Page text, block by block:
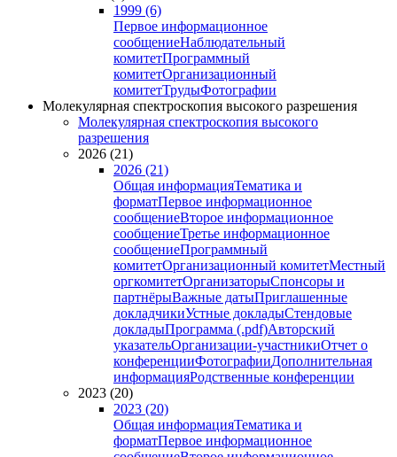
1999 (6)
Первое информационное
сообщениеНаблюдательный
комитетПрограммный
комитетОрганизационный
комитетТрудыФотографии
Молекулярная спектроскопия высокого разрешения
Молекулярная спектроскопия высокого
разрешения
2026 (21)
2026 (21)
Общая информацияТематика и
форматПервое информационное
сообщениеВторое информационное
сообщениеТретье информационное
сообщениеПрограммный
комитетОрганизационный комитетМестный
оргкомитетОрганизаторыСпонсоры и
партнёрыВажные датыПриглашенные
докладчикиУстные докладыСтендовые
докладыПрограмма (.pdf)Авторский
указательОрганизации-участникиОтчет о
конференцииФотографииДополнительная
информацияРодственные конференции
2023 (20)
2023 (20)
Общая информацияТематика и
форматПервое информационное